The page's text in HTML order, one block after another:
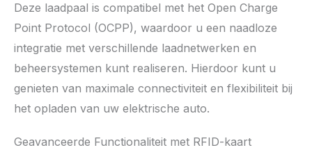
Deze laadpaal is compatibel met het Open Charge
Point Protocol (OCPP), waardoor u een naadloze
integratie met verschillende laadnetwerken en
beheersystemen kunt realiseren. Hierdoor kunt u
genieten van maximale connectiviteit en flexibiliteit bij
het opladen van uw elektrische auto.
Geavanceerde Functionaliteit met RFID-kaart